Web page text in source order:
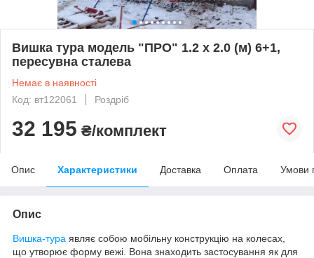
Вишка тура модель "ПРО" 1.2 х 2.0 (м) 6+1,
пересувна сталева
Немає в наявності
Код: вт122061
Роздріб
32 195 ₴/комплект
Опис Характеристики Доставка Оплата Умови
Опис
Вишка-тура являє собою мобільну конструкцію на колесах,
що утворює форму вежі. Вона знаходить застосування як для